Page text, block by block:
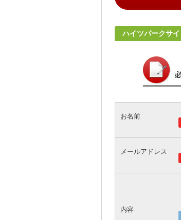
ハイツパークサ
お名前
メールアドレス
内容